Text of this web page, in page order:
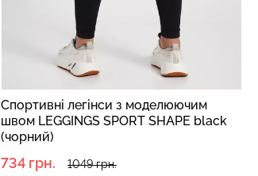
Cпортивні легінси з моделюючим
швом LEGGINGS SPORT SHAPE black
(чорний)
734 грн. 1049 грн.